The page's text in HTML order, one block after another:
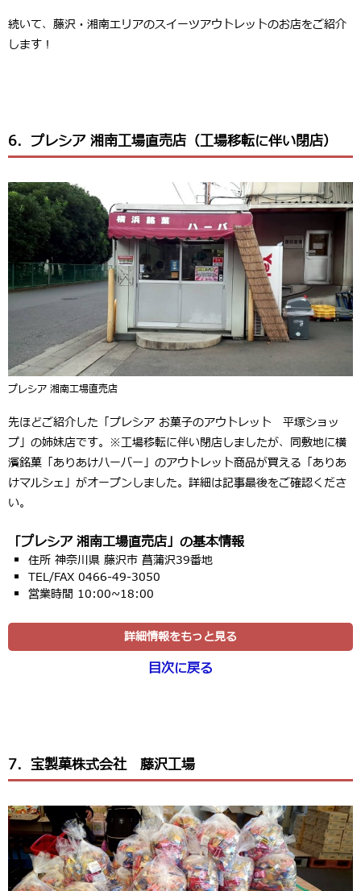
続いて、藤沢・湘南エリアのスイーツアウトレットのお店をご紹介
します！
6．プレシア 湘南工場直売店（工場移転に伴い閉店）
プレシア 湘南工場直売店
先ほどご紹介した「プレシア お菓子のアウトレット 平塚ショッ
プ」の姉妹店です。※工場移転に伴い閉店しましたが、同敷地に横
濱銘菓「ありあけハーバー」のアウトレット商品が買える「ありあ
けマルシェ」がオープンしました。詳細は記事最後をご確認くださ
い。
「プレシア 湘南工場直売店」の基本情報
住所 神奈川県 藤沢市 菖蒲沢39番地
TEL/FAX 0466-49-3050
営業時間 10:00~18:00
詳細情報をもっと見る
目次に戻る
7．宝製菓株式会社 藤沢工場